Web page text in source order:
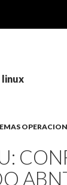
linux